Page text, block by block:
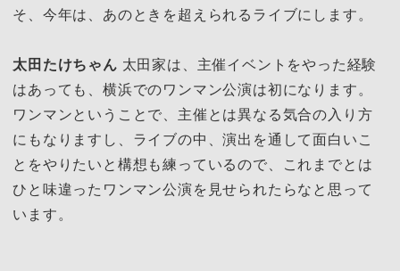
そ、今年は、あのときを超えられるライブにします。
太田たけちゃん 太田家は、主催イベントをやった経験
はあっても、横浜でのワンマン公演は初になります。
ワンマンということで、主催とは異なる気合の入り方
にもなりますし、ライブの中、演出を通して面白いこ
とをやりたいと構想も練っているので、これまでとは
ひと味違ったワンマン公演を見せられたらなと思って
います。